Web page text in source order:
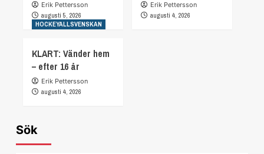
Erik Pettersson
augusti 5, 2026
Erik Pettersson
augusti 4, 2026
HOCKEYALLSVENSKAN
KLART: Vänder hem
– efter 16 år
Erik Pettersson
augusti 4, 2026
Sök